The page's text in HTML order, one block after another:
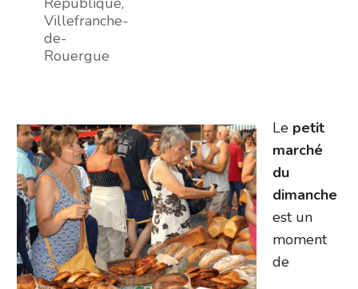
Villefranche-
de-
Rouergue
Le petit
marché
du
dimanche
est un
moment
de